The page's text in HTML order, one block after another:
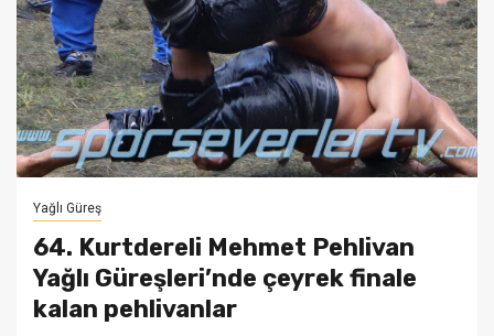
Yağlı Güreş
64. Kurtdereli Mehmet Pehlivan
Yağlı Güreşleri’nde çeyrek finale
kalan pehlivanlar